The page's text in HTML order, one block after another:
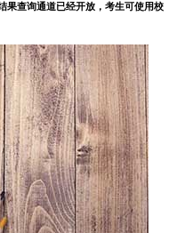
果查询通道已经开放，考生可使用校